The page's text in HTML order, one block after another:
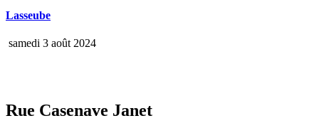
Lasseube
samedi 3 août 2024
Rue Casenave Janet